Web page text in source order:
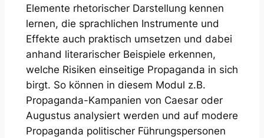
Elemente rhetorischer Darstellung kennen
lernen, die sprachlichen Instrumente und
Effekte auch praktisch umsetzen und dabei
anhand literarischer Beispiele erkennen,
welche Risiken einseitige Propaganda in sich
birgt. So können in diesem Modul z.B.
Propaganda-Kampanien von Caesar oder
Augustus analysiert werden und auf modere
Propaganda politischer Führungspersonen